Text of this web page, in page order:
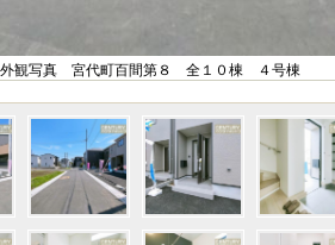
外観写真 宮代町百間第８ 全１０棟 ４号棟